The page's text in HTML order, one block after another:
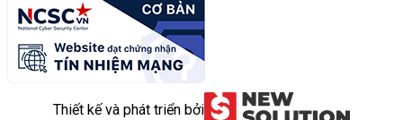
Thiết kế và phát triển bởi